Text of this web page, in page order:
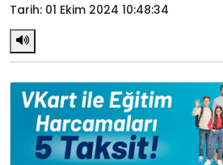
Tarih: 01 Ekim 2024 10:48:34